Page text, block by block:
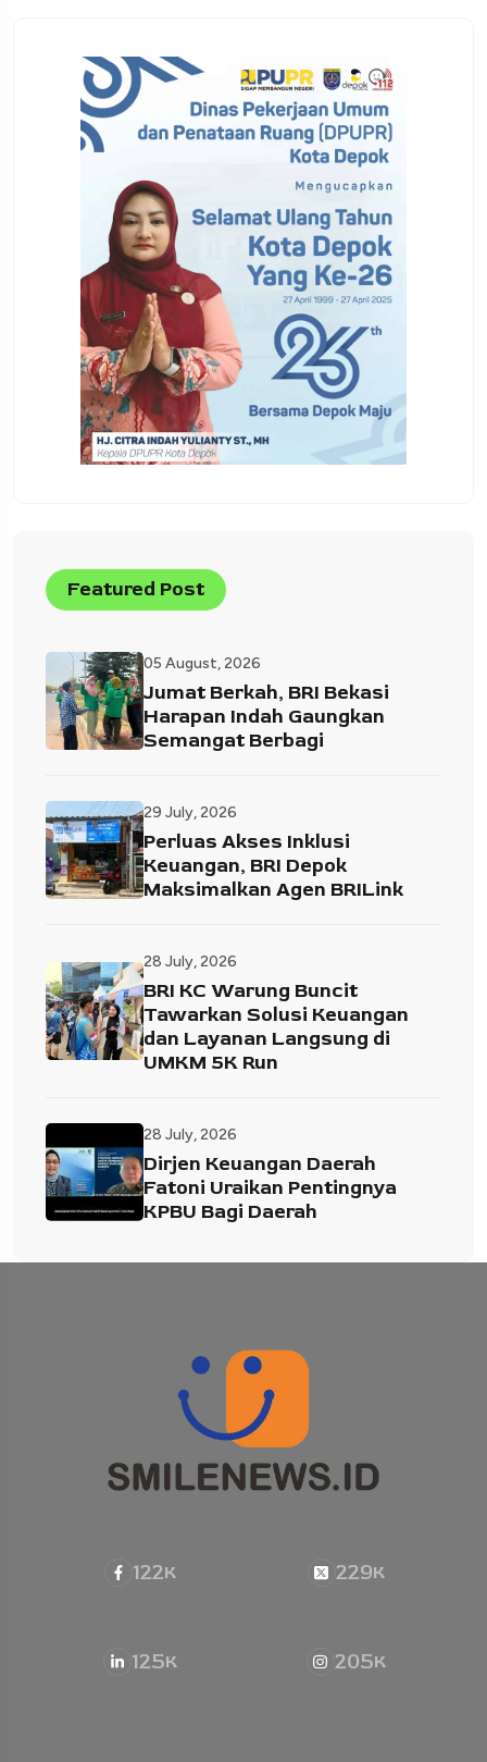
Featured Post
05 August, 2026
Jumat Berkah, BRI Bekasi
Harapan Indah Gaungkan
Semangat Berbagi
29 July, 2026
Perluas Akses Inklusi
Keuangan, BRI Depok
Maksimalkan Agen BRILink
28 July, 2026
BRI KC Warung Buncit
Tawarkan Solusi Keuangan
dan Layanan Langsung di
UMKM 5K Run
28 July, 2026
Dirjen Keuangan Daerah
Fatoni Uraikan Pentingnya
KPBU Bagi Daerah
122K 229K
125K 205K